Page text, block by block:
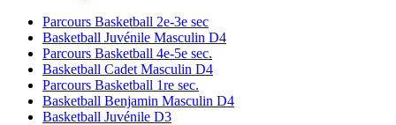
Parcours Basketball 2e-3e sec
Basketball Juvénile Masculin D4
Parcours Basketball 4e-5e sec.
Basketball Cadet Masculin D4
Parcours Basketball 1re sec.
Basketball Benjamin Masculin D4
Basketball Juvénile D3